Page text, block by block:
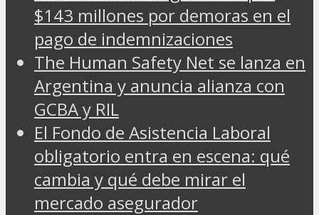
$143 millones por demoras en el
pago de indemnizaciones
The Human Safety Net se lanza en
Argentina y anuncia alianza con
GCBA y RIL
El Fondo de Asistencia Laboral
obligatorio entra en escena: qué
cambia y qué debe mirar el
mercado asegurador